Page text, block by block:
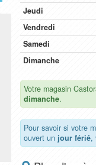
Jeudi
Vendredi
Samedi
Dimanche
Votre magasin
dimanche.
Pour savoir si votre
ouvert un jour férié,